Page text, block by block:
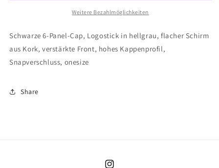
Weitere Bezahlmöglichkeiten
Schwarze 6-Panel-Cap, Logostick in hellgrau, flacher Schirm
aus Kork, verstärkte Front, hohes Kappenprofil,
Snapverschluss, onesize
Share